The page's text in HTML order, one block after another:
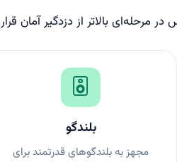
در مرحله‌ای بالاتر از دزدگیر آمان
بلندگو
مجهز به بلندگوهای قدرتمند برای